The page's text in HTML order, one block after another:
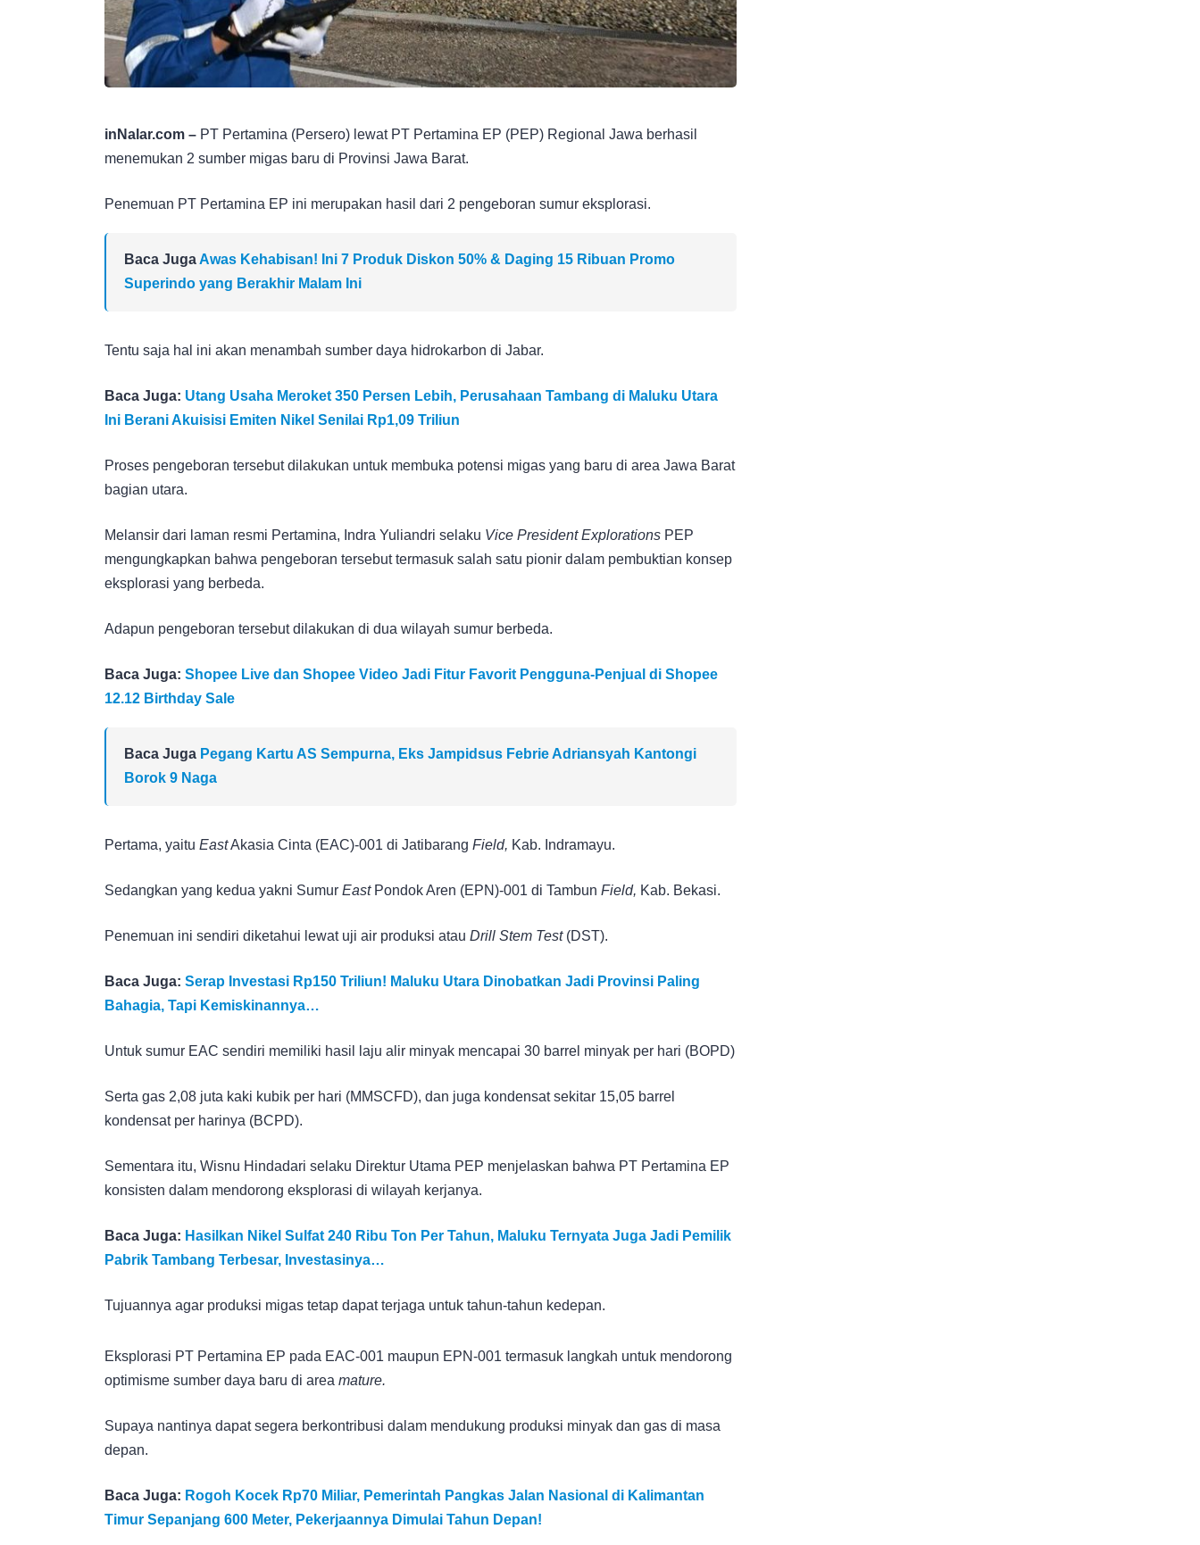
inNalar.com – PT Pertamina (Persero) lewat PT Pertamina EP (PEP) Regional Jawa berhasil
menemukan 2 sumber migas baru di Provinsi Jawa Barat.
Penemuan PT Pertamina EP ini merupakan hasil dari 2 pengeboran sumur eksplorasi.
Baca JugaAwas Kehabisan! Ini 7 Produk Diskon 50% & Daging 15 Ribuan Promo
Superindo yang Berakhir Malam Ini
Tentu saja hal ini akan menambah sumber daya hidrokarbon di Jabar.
Baca Juga: Utang Usaha Meroket 350 Persen Lebih, Perusahaan Tambang di Maluku Utara
Ini Berani Akuisisi Emiten Nikel Senilai Rp1,09 Triliun
Proses pengeboran tersebut dilakukan untuk membuka potensi migas yang baru di area Jawa Barat
bagian utara.
Melansir dari laman resmi Pertamina, Indra Yuliandri selaku Vice President Explorations PEP
mengungkapkan bahwa pengeboran tersebut termasuk salah satu pionir dalam pembuktian konsep
eksplorasi yang berbeda.
Adapun pengeboran tersebut dilakukan di dua wilayah sumur berbeda.
Baca Juga: Shopee Live dan Shopee Video Jadi Fitur Favorit Pengguna-Penjual di Shopee
12.12 Birthday Sale
Baca Juga Pegang Kartu AS Sempurna, Eks Jampidsus Febrie Adriansyah Kantongi
Borok 9 Naga
Pertama, yaitu EastAkasia Cinta (EAC)-001 di Jatibarang Field, Kab. Indramayu.
Sedangkan yang kedua yakni Sumur East Pondok Aren (EPN)-001 di Tambun Field, Kab. Bekasi.
Penemuan ini sendiri diketahui lewat uji air produksi atau Drill Stem Test (DST).
Baca Juga: Serap Investasi Rp150 Triliun! Maluku Utara Dinobatkan Jadi Provinsi Paling
Bahagia, Tapi Kemiskinannya…
Untuk sumur EAC sendiri memiliki hasil laju alir minyak mencapai 30 barrel minyak per hari (BOPD)
Serta gas 2,08 juta kaki kubik per hari (MMSCFD), dan juga kondensat sekitar 15,05 barrel
kondensat per harinya (BCPD).
Sementara itu, Wisnu Hindadari selaku Direktur Utama PEP menjelaskan bahwa PT Pertamina EP
konsisten dalam mendorong eksplorasi di wilayah kerjanya.
Baca Juga: Hasilkan Nikel Sulfat 240 Ribu Ton Per Tahun, Maluku Ternyata Juga Jadi Pemilik
Pabrik Tambang Terbesar, Investasinya…
Tujuannya agar produksi migas tetap dapat terjaga untuk tahun-tahun kedepan.
Eksplorasi PT Pertamina EP pada EAC-001 maupun EPN-001 termasuk langkah untuk mendorong
optimisme sumber daya baru di area mature.
Supaya nantinya dapat segera berkontribusi dalam mendukung produksi minyak dan gas di masa
depan.
Baca Juga: Rogoh Kocek Rp70 Miliar, Pemerintah Pangkas Jalan Nasional di Kalimantan
Timur Sepanjang 600 Meter, Pekerjaannya Dimulai Tahun Depan!